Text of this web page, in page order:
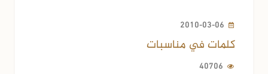
2010-03-06
كلمات في مناسبات
40706